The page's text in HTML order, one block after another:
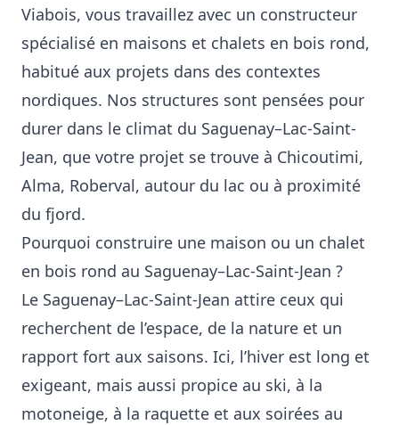
Viabois, vous travaillez avec un constructeur
spécialisé en maisons et chalets en bois rond,
habitué aux projets dans des contextes
nordiques. Nos structures sont pensées pour
durer dans le climat du Saguenay–Lac-Saint-
Jean, que votre projet se trouve à Chicoutimi,
Alma, Roberval, autour du lac ou à proximité
du fjord.
Pourquoi construire une maison ou un chalet
en bois rond au Saguenay–Lac-Saint-Jean ?
Le Saguenay–Lac-Saint-Jean attire ceux qui
recherchent de l’espace, de la nature et un
rapport fort aux saisons. Ici, l’hiver est long et
exigeant, mais aussi propice au ski, à la
motoneige, à la raquette et aux soirées au